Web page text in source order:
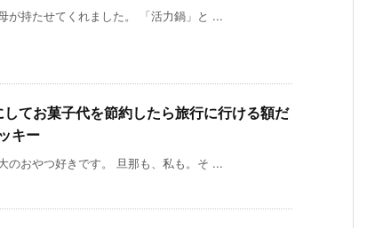
が持たせてくれました。 「活力鍋」と ...
てお菓子代を節約したら旅行に行ける額だ
キー
のおやつ好きです。 旦那も、私も。そ ...